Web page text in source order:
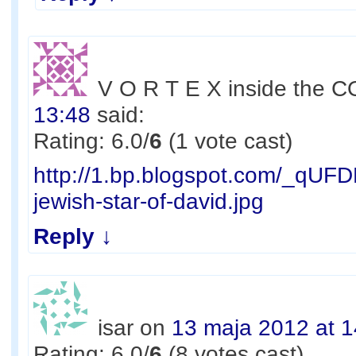
V O R T E X inside the
13:48 said:
Rating: 6.0/6 (1 vote cast)
http://1.bp.blogspot.com/
jewish-star-of-david.jpg
Reply ↓
isar on 13 maja 2012 at